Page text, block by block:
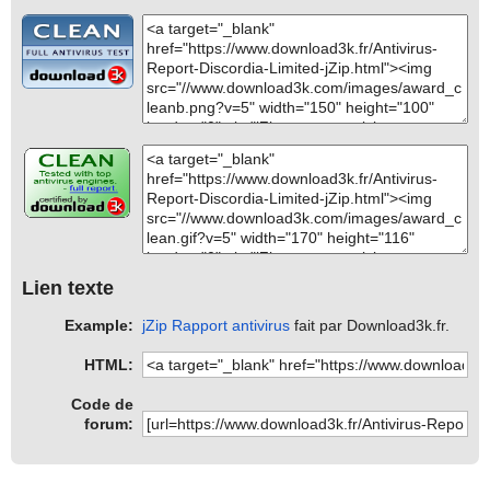
Lien texte
Example: jZip Rapport antivirus fait par Download3k.fr.
HTML:
Code de
forum: